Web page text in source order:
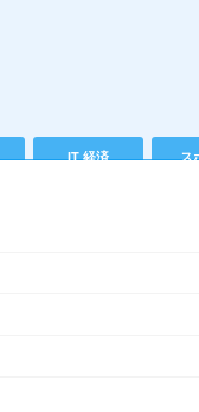
IT 経済 ス